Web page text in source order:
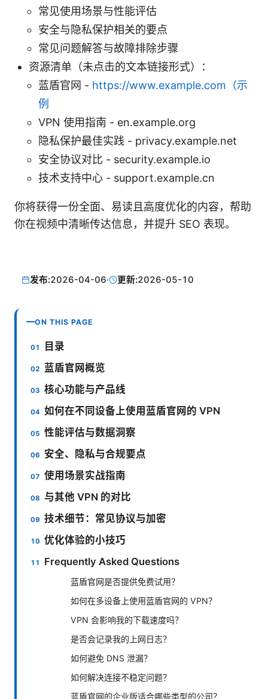
常见使用场景与性能评估
安全与隐私保护相关的要点
常见问题解答与故障排除步骤
资源清单（未点击的文本链接形式）：
蓝盾官网 - https://www.example.com（示
例
VPN 使用指南 - en.example.org
隐私保护最佳实践 - privacy.example.net
安全协议对比 - security.example.io
技术支持中心 - support.example.cn
你将获得一份全面、易读且高度优化的内容，帮助
你在视频中清晰传达信息，并提升 SEO 表现。
发布:2026-04-06· 更新:2026-05-10
ON THIS PAGE
目录
蓝盾官网概览
核心功能与产品线
如何在不同设备上使用蓝盾官网的 VPN
性能评估与数据洞察
安全、隐私与合规要点
使用场景实战指南
与其他 VPN 的对比
技术细节：常见协议与加密
优化体验的小技巧
Frequently Asked Questions
蓝盾官网是否提供免费试用？
如何在多设备上使用蓝盾官网的 VPN？
VPN 会影响我的下载速度吗？
是否会记录我的上网日志？
如何避免 DNS 泄漏？
如何解决连接不稳定问题？
蓝盾官网的企业版适合哪些类型的公司？